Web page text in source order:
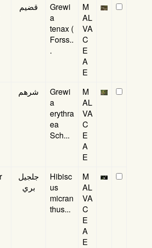
قضيم
Grewi
a
tenax (
Forss..
.
M
AL
VA
C
E
A
E
شرهم
Grewi
a
erythra
ea
Sch...
M
AL
VA
C
E
A
E
جلجيل
بري
Hibisc
us
micran
thus...
M
AL
VA
C
E
A
E